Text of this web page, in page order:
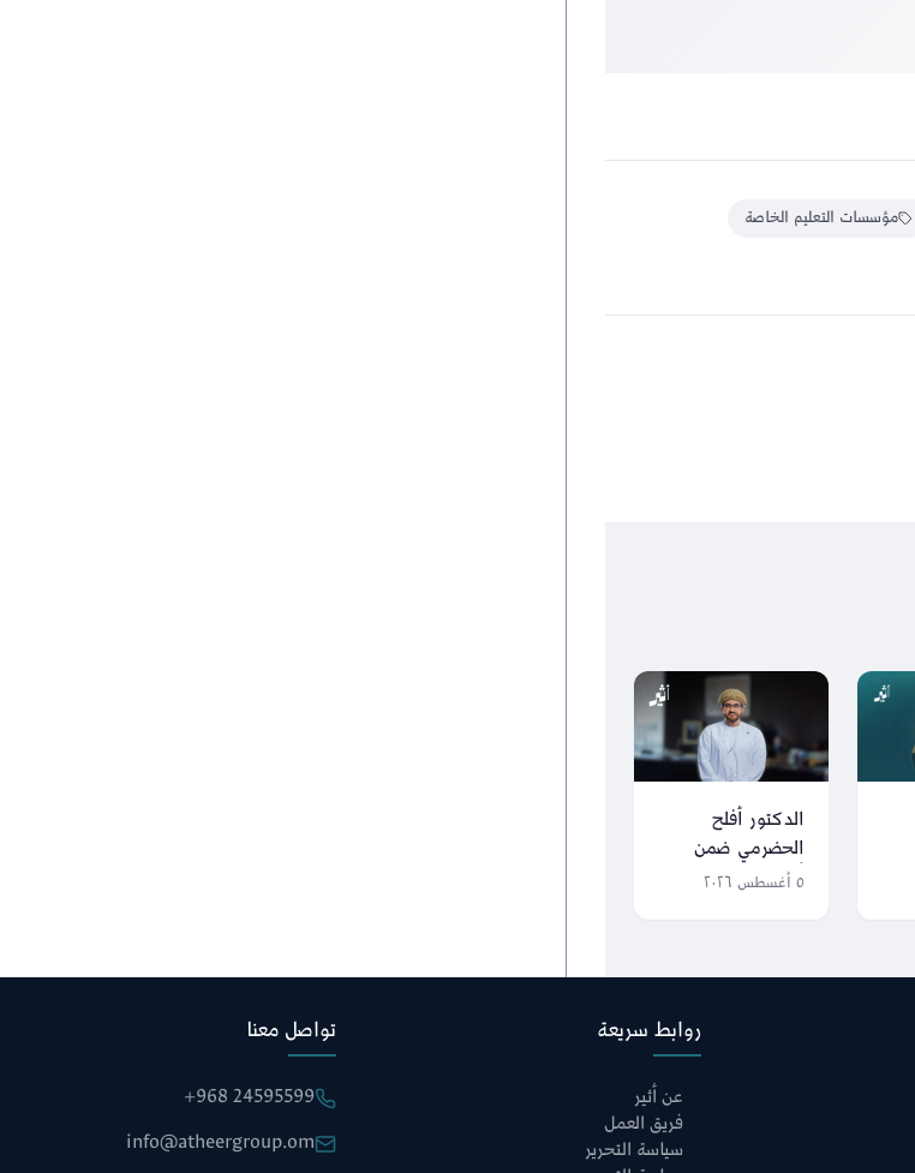
مؤسسات التعليم الخاصة
الدكتور أفلح
الحضرمي ضمن
أقوى 10 قادة في
٥ أغسطس ٢٠٢٦
روابط سريعة
عن أثير
فريق العمل
سياسة التحرير
تواصل معنا
+968 24595599
info@atheergroup.om